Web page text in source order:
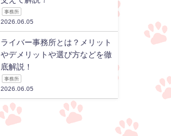
事務所
2026.06.05
ライバー事務所とは？メリット
やデメリットや選び方などを徹
底解説！
事務所
2026.06.05